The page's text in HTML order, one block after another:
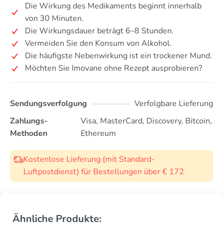
Die Wirkung des Medikaments beginnt innerhalb
von 30 Minuten.
Die Wirkungsdauer beträgt 6–8 Stunden.
Vermeiden Sie den Konsum von Alkohol.
Die häufigste Nebenwirkung ist ein trockener Mund.
Möchten Sie Imovane ohne Rezept ausprobieren?
Sendungsverfolgung
Verfolgbare Lieferung
Zahlungs-
Methoden
Visa, MasterCard, Discovery, Bitcoin,
Ethereum
Kostenlose Lieferung (mit Standard-
Luftpostdienst) für Bestellungen über € 172
Ähnliche Produkte: